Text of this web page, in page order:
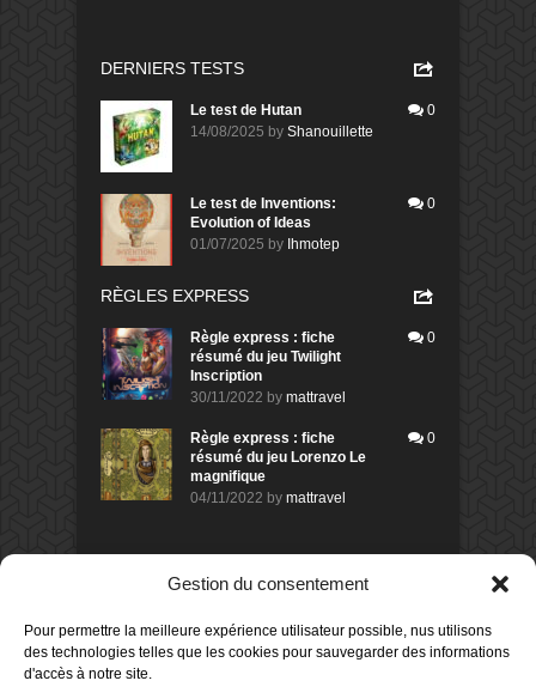
Gestion du consentement
Pour permettre la meilleure expérience utilisateur possible, nus utilisons
des technologies telles que les cookies pour sauvegarder des informations
d'accès à notre site.
DERNIERS TESTS
Le test de Hutan
14/08/2025 by Shanouillette
0
Le test de Inventions:
Evolution of Ideas
01/07/2025 by Ihmotep
0
RÈGLES EXPRESS
Règle express : fiche
résumé du jeu Twilight
Inscription
30/11/2022 by mattravel
0
Règle express : fiche
résumé du jeu Lorenzo Le
magnifique
04/11/2022 by mattravel
0
DERNIERS AVIS DES MEMBRES
Avis de
Sur le jeu Collect!
il y a 1 jour